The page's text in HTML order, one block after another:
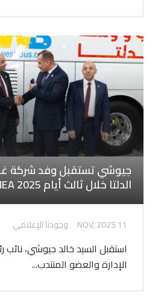
جيوشي تستقبل وفد شركة
الدلتا خلال ثالث أيام TransMEA 2025
11 NOV, 2025 وجودنا الإعلامي
استقبل السيد خالد جيوشي،
الإدارة والعضو المنتدب...